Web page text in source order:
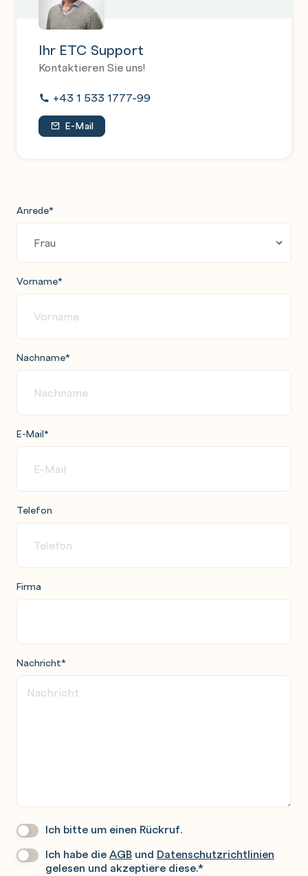
Ihr ETC Support
Kontaktieren Sie uns!
+43 1 533 1777-99
E-Mail
Anrede*
Vorname*
Nachname*
E-Mail*
Telefon
Firma
Nachricht*
Wir
Sie
Ich bitte um einen Rückruf.
Datenschutz*
Ich habe dieAGB und Datenschutzrichtlinien
gelesen und akzeptiere diese.*